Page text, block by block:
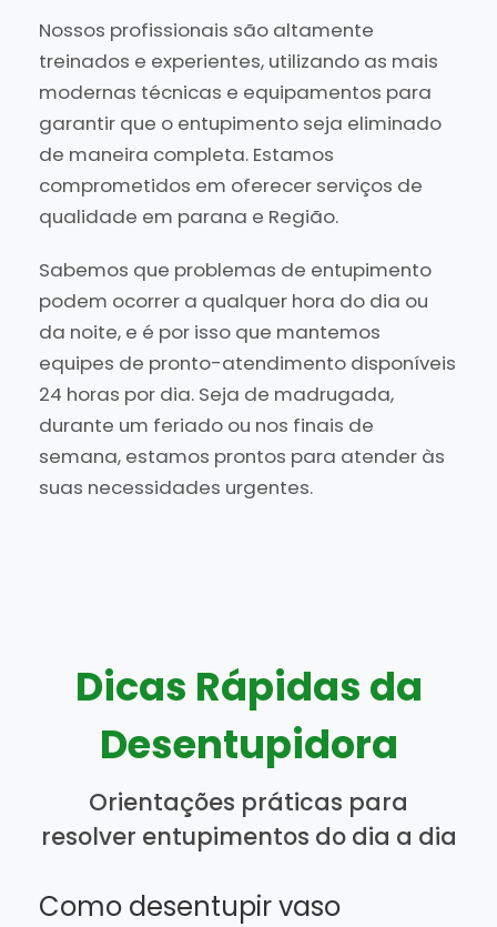
Nossos profissionais são altamente
treinados e experientes, utilizando as mais
modernas técnicas e equipamentos para
garantir que o entupimento seja eliminado
de maneira completa. Estamos
comprometidos em oferecer serviços de
qualidade em parana e Região.
Sabemos que problemas de entupimento
podem ocorrer a qualquer hora do dia ou
da noite, e é por isso que mantemos
equipes de pronto-atendimento disponíveis
24 horas por dia. Seja de madrugada,
durante um feriado ou nos finais de
semana, estamos prontos para atender às
suas necessidades urgentes.
Dicas Rápidas da
Desentupidora
Orientações práticas para
resolver entupimentos do dia a dia
Como desentupir vaso